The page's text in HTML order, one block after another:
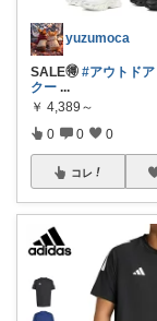
yuzumoca
SALE🉐 #アウトドア
クー ...
￥ 4,389～
0 0 0
コレ